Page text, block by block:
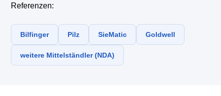
Referenzen:
Bilfinger Pilz SieMatic Goldwell
weitere Mittelständler (NDA)